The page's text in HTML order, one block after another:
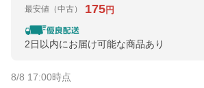
最安値 （中古） 175円
2日以内にお届け可能な商品あり
8/8 17:00時点